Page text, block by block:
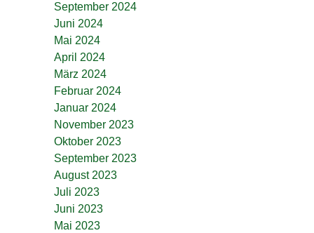
September 2024
Juni 2024
Mai 2024
April 2024
März 2024
Februar 2024
Januar 2024
November 2023
Oktober 2023
September 2023
August 2023
Juli 2023
Juni 2023
Mai 2023